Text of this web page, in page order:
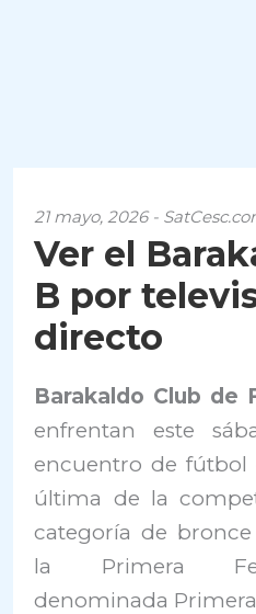
21 mayo, 2026 -
Ver el
B por
directo
Barakaldo Club de
enfrentan este
encuentro de fútbol
última de la
categoría de
la Primera
denominada Primera